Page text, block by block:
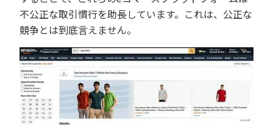
不公正な取引慣行を助長しています。これは、公正な
競争とは到底言えません。